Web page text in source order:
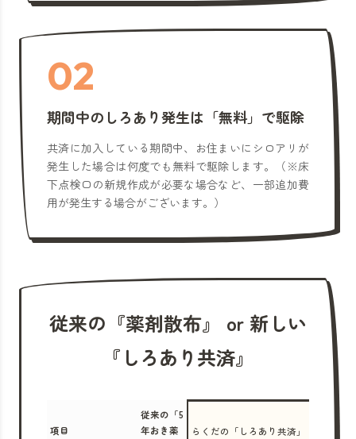
02
期間中のしろあり発生は「無料」で駆除
共済に加入している期間中、お住まいにシロアリが
発生した場合は何度でも無料で駆除します。（※床
下点検口の新規作成が必要な場合など、一部追加費
用が発生する場合がございます。）
従来の『薬剤散布』 or 新しい
『しろあり共済』
項目
従来の「5
年おき薬
らくだの「しろあり共済」